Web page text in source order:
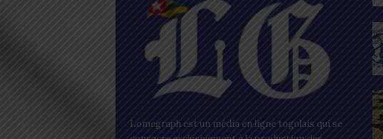
Lomegraph est un média en ligne togolais qui se